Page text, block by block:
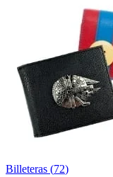
Billeteras (72)